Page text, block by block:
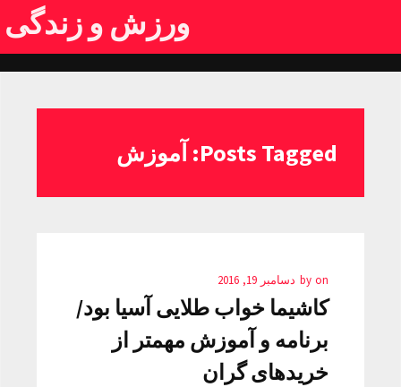
ورزش و زندگی
Posts Tagged: آموزش
by on دسامبر 19, 2016
کاشیما خواب طلایی آسیا بود/
برنامه‌ و آموزش مهمتر از
خریدهای گران